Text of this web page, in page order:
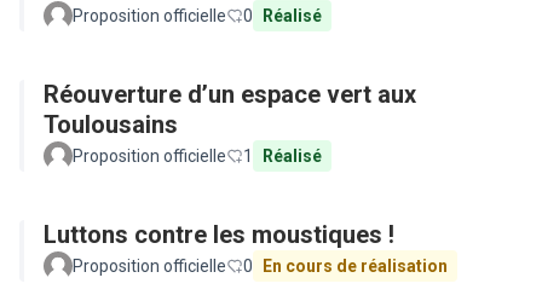
Proposition officielle 0 Réalisé
Réouverture d’un espace vert aux
Toulousains
Proposition officielle 1 Réalisé
Luttons contre les moustiques !
Proposition officielle 0 En cours de réalisation